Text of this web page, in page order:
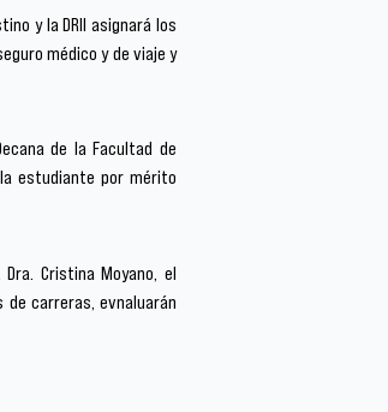
y la DRII asignará los
médico y de viaje y
de la Facultad de
estudiante por mérito
Cristina Moyano, el
de carreras, evnaluarán